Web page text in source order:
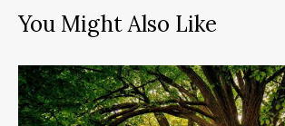
You Might Also Like